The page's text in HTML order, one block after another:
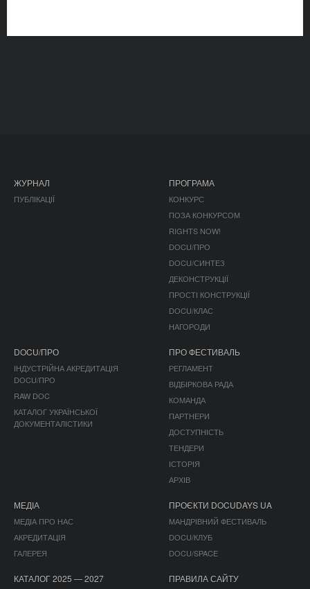
ЖУРНАЛ
ПУБЛІКАЦІЇ
ПРОГРАМА
КОНКУРС
ПОЗА КОНКУРСОМ
RIGHTS NOW!
DOCU/ПРО
DOCU/СИНТЕЗ
ДЕКОНСТРУКЦІЇ
ПРОСТІ КОНСТРУКЦІЇ
DOCU/КЛАС
НАГОРОДИ
DOCU/ПРО
ІНДУСТРІЙНА АКРЕДИТАЦІЯ
DOCU/ПРО
RAW DOC
КАТАЛОГ УКРАЇНСЬКОЇ
ДОКУМЕНТАЛІСТИКИ
ПРО ФЕСТИВАЛЬ
РЕГЛАМЕНТ
ВІДБІРКОВА РАДА
КОМАНДА
ПАРТНЕРИ
ДОСТУПНІСТЬ
ТЕНДЕРИ
ІСТОРІЯ
АРХІВ
МЕДІА
МЕДІА ПРО НАС
АКРЕДИТАЦІЯ
ГАЛЕРЕЯ
ПРОЄКТИ DOCUDAYS UA
МАНДРІВНИЙ ФЕСТИВАЛЬ
DOCU/КЛУБ
DOCU/SPACE
КАТАЛОГ 2025 — 2027 ПРАВИЛА САЙТУ